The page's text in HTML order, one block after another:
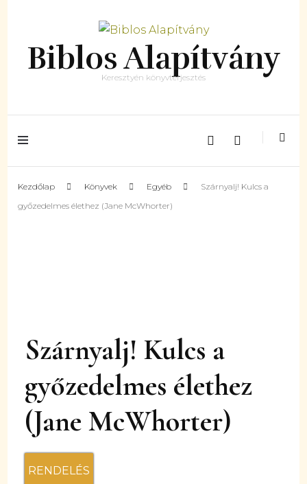
Biblos Alapítvány
Keresztyén könyvterjesztés
Kezdőlap Könyvek Egyéb
Szárnyalj! Kulcs a
győzedelmes élethez (Jane McWhorter)
Szárnyalj! Kulcs a
győzedelmes élethez
(Jane McWhorter)
RENDELÉS